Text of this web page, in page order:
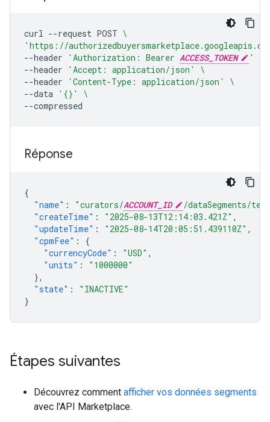
curl --request POST \
'https://
--header
'Authorization: Bearer ACCESS_TOKEN '
--header
'Accept: application/json'
\
--header
'Content-Type: application/json'
\
--data '{}'
\
Réponse
{
"name" : "curators/ACCOUNT_ID
/dataSegments/
"createTime" : "2025-08-13T12:14:03.421Z" ,
"updateTime" : "2025-08-14T20:05:51.439110Z" ,
"cpmFee" :
{
"currencyCode" : "USD" ,
"units" :
"1000000"
},
"state" :
"INACTIVE"
}
Étapes suivantes
Découvrez comment afficher vos données segments
avec l'API Marketplace.